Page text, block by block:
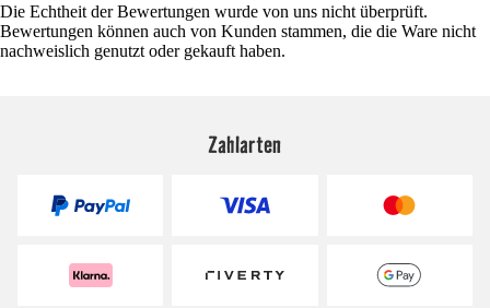
Die Echtheit der Bewertungen wurde von uns nicht überprüft.
Bewertungen können auch von Kunden stammen, die die Ware nicht
nachweislich genutzt oder gekauft haben.
Zahlarten